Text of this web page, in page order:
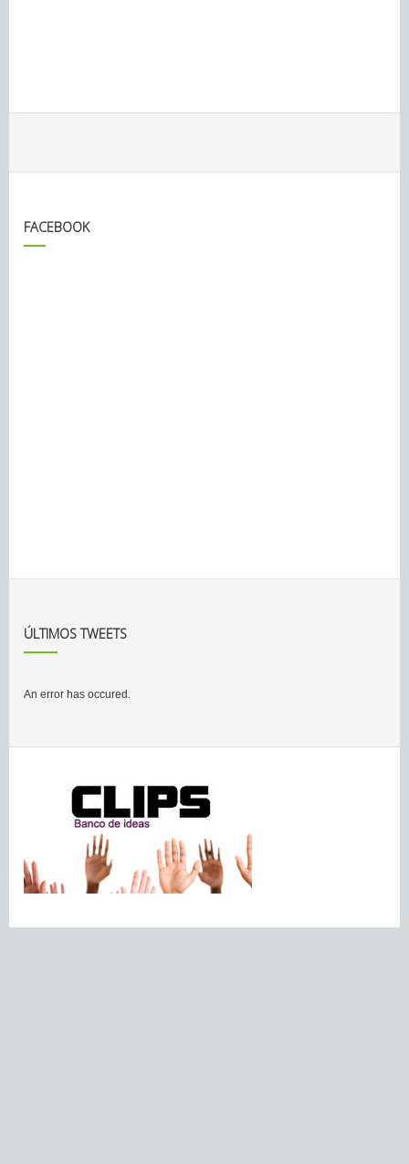
FACEBOOK
ÚLTIMOS TWEETS
An error has occured.